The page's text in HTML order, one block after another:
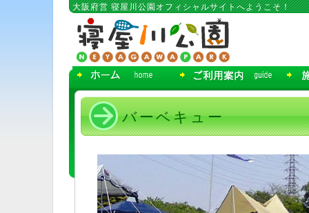
大阪府営 寝屋川公園オフィシャルサイトへようこそ！
コ
ツ
へ
動
バーベキュー